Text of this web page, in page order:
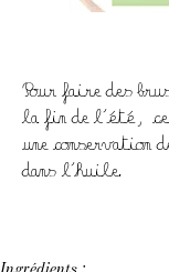
Pour faire des
la fin de l'été,
une conservation
dans l'huile.